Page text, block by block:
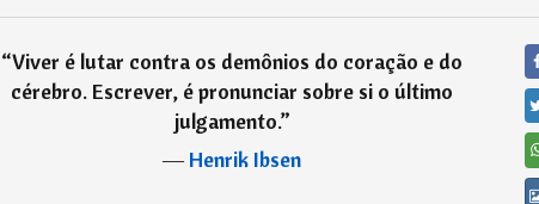
“Viver é lutar contra os demônios do coração e do
cérebro. Escrever, é pronunciar sobre si o último
julgamento.”
―Henrik Ibsen